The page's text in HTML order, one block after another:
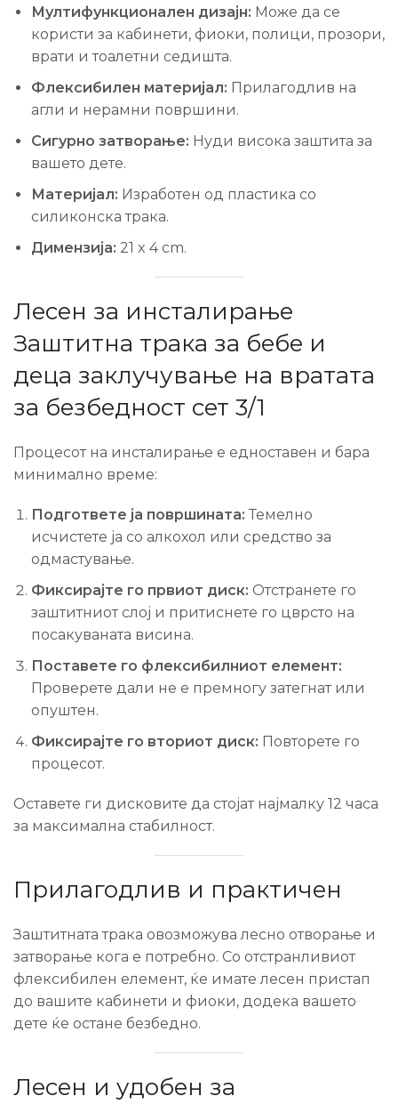
Мултифункционален дизајн: Може да се
користи за кабинети, фиоки, полици, прозори,
врати и тоалетни седишта.
Флексибилен материјал: Прилагодлив на
агли и нерамни површини.
Сигурно затворање: Нуди висока заштита за
вашето дете.
Материјал: Изработен од пластика со
силиконска трака.
Димензија: 21 x 4 cm.
Лесен за инсталирање
Заштитна трака за бебе и
деца заклучување на вратата
за безбедност сет 3/1
Процесот на инсталирање е едноставен и бара
минимално време:
Подгответе ја површината: Темелно
исчистете ја со алкохол или средство за
одмастување.
Фиксирајте го првиот диск: Отстранете го
заштитниот слој и притиснете го цврсто на
посакуваната висина.
Поставете го флексибилниот елемент:
Проверете дали не е премногу затегнат или
опуштен.
Фиксирајте го вториот диск: Повторете го
процесот.
Оставете ги дисковите да стојат најмалку 12 часа
за максимална стабилност.
Прилагодлив и практичен
Заштитната трака овозможува лесно отворање и
затворање кога е потребно. Со отстранливиот
флексибилен елемент, ќе имате лесен пристап
до вашите кабинети и фиоки, додека вашето
дете ќе остане безбедно.
Лесен и удобен за